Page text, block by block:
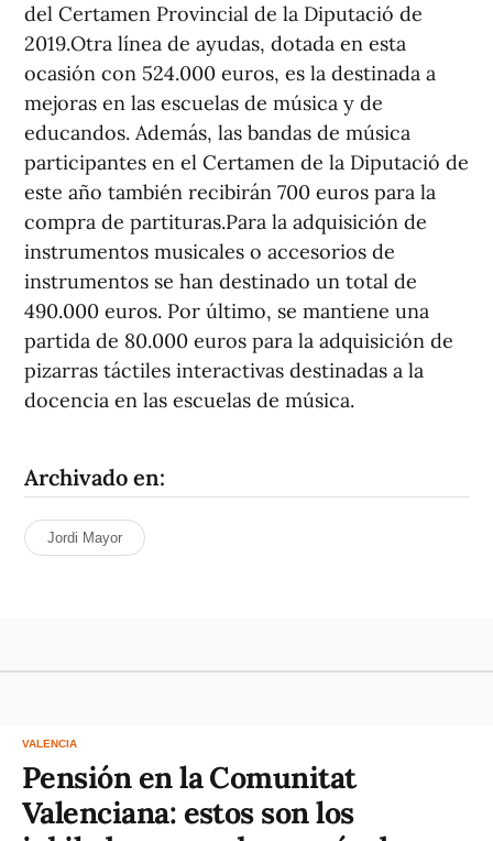
del Certamen Provincial de la Diputació de
2019.Otra línea de ayudas, dotada en esta
ocasión con 524.000 euros, es la destinada a
mejoras en las escuelas de música y de
educandos. Además, las bandas de música
participantes en el Certamen de la Diputació de
este año también recibirán 700 euros para la
compra de partituras.Para la adquisición de
instrumentos musicales o accesorios de
instrumentos se han destinado un total de
490.000 euros. Por último, se mantiene una
partida de 80.000 euros para la adquisición de
pizarras táctiles interactivas destinadas a la
docencia en las escuelas de música.
Archivado en:
Jordi Mayor
VALENCIA
Pensión en la Comunitat
Valenciana: estos son los